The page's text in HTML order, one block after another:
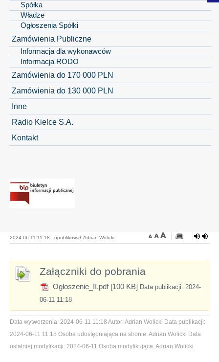
Spółka
Władze
Ogłoszenia Spółki
Zamówienia Publiczne
Informacja dla wykonawców
Informacja RODO
Zamówienia do 170 000 PLN
Zamówienia do 130 000 PLN
Inne
Radio Kielce S.A.
Kontakt
2024-06-11 11:18 , opublikował: Adrian Wolicki
Załączniki do pobrania
Ogłoszenie_II.pdf [100 KB] Data publikacji: 2024-
06-11 11:18
Data wytworzenia: 2024-06-11 11:18 Autor:Adrian Wolicki Data publikacji:
2024-06-11 11:18 Osoba udostępniająca na stronie:Adrian Wolicki Data
ostatniej modyfikacji: 2024-06-11 Osoba modyfikująca:Adrian Wolicki